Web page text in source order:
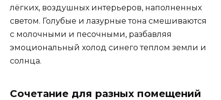
лёгких, воздушных интерьеров, наполненных
светом. Голубые и лазурные тона смешиваются
с молочными и песочными, разбавляя
эмоциональный холод синего теплом земли и
солнца.
Сочетание для разных помещений